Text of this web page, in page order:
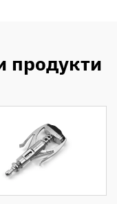
продукти